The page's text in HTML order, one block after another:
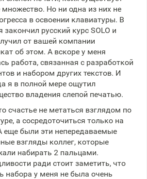
множество. Но ни одна из них не
в освоении клавиатуры. В
русский курс SOLO и
от вашей компании
об этом. А вскоре у меня
работа, связанная с разработкой
и набором других текстов. И
я в полной мере ощутил
владения слепой печатью.
счастье не метаться взглядом по
а сосредоточиться только на
еще были эти непередаваемые
взгляды коллег, которые
набирать 2 пальцами.
ради стоит заметить, что
набора у меня не была очень